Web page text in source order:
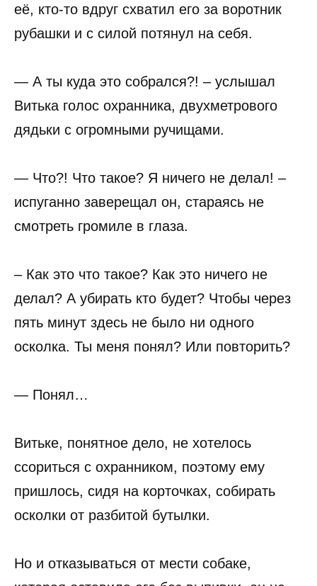
её, кто-то вдруг схватил его за воротник
рубашки и с силой потянул на себя.
— А ты куда это собрался?! – услышал
Витька голос охранника, двухметрового
дядьки с огромными ручищами.
— Что?! Что такое? Я ничего не делал! –
испуганно заверещал он, стараясь не
смотреть громиле в глаза.
– Как это что такое? Как это ничего не
делал? А убирать кто будет? Чтобы через
пять минут здесь не было ни одного
осколка. Ты меня понял? Или повторить?
— Понял…
Витьке, понятное дело, не хотелось
ссориться с охранником, поэтому ему
пришлось, сидя на корточках, собирать
осколки от разбитой бутылки.
Но и отказываться от мести собаке,